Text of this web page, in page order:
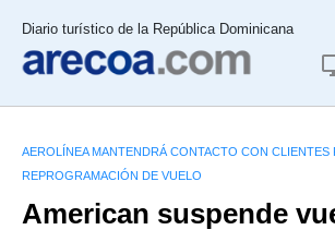
Diario turístico de la República Dominicana
AEROLÍNEA MANTENDRÁ CONTACTO CON CLIENTES
REPROGRAMACIÓN DE VUELO
American suspende